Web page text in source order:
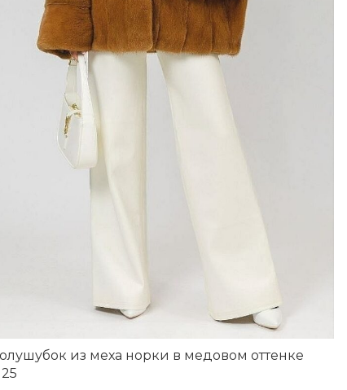
из меха норки в медовом оттенке